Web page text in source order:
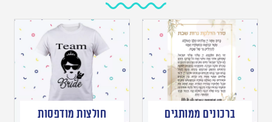
ברכונים ממותגים חולצות מודפסות